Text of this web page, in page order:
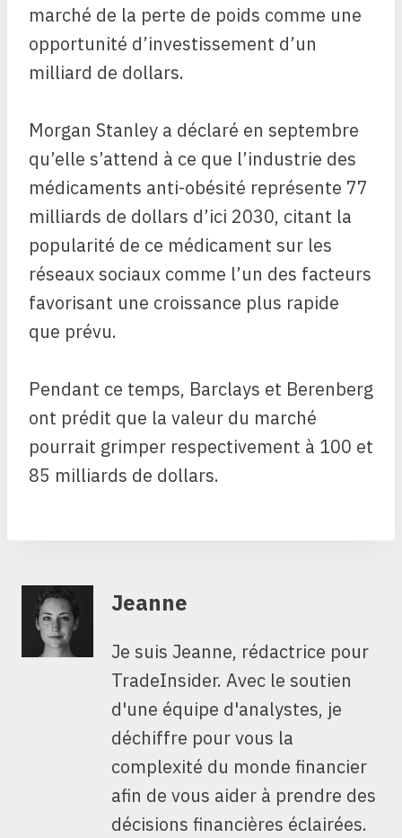
marché de la perte de poids comme une
opportunité d’investissement d’un
milliard de dollars.
Morgan Stanley a déclaré en septembre
qu’elle s’attend à ce que l’industrie des
médicaments anti-obésité représente 77
milliards de dollars d’ici 2030, citant la
popularité de ce médicament sur les
réseaux sociaux comme l’un des facteurs
favorisant une croissance plus rapide
que prévu.
Pendant ce temps, Barclays et Berenberg
ont prédit que la valeur du marché
pourrait grimper respectivement à 100 et
85 milliards de dollars.
Jeanne
Je suis Jeanne, rédactrice pour
TradeInsider. Avec le soutien
d'une équipe d'analystes, je
déchiffre pour vous la
complexité du monde financier
afin de vous aider à prendre des
décisions financières éclairées.